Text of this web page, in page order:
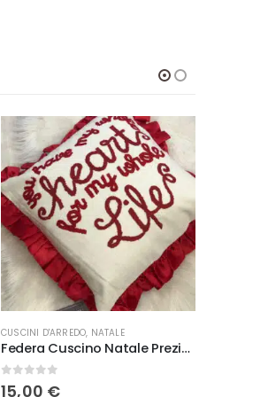
CUSCINI D'ARREDO, NATALE
Federa Cuscino Natale Preziosa Luxury Home Mod.6
0Su 5
15,00 €